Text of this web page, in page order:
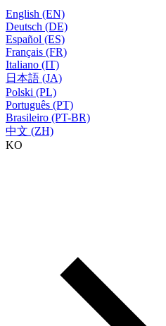
English (EN)
Deutsch (DE)
Español (ES)
Français (FR)
Italiano (IT)
日本語 (JA)
Polski (PL)
Português (PT)
Brasileiro (PT-BR)
中文 (ZH)
KO